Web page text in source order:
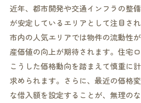
近年、都市開発や交通インフラの整
が安定しているエリアとして注目され
市内の人気エリアでは物件の流動性
産価値の向上が期待されます。住宅ロ
こうした価格動向を踏まえて慎重に
求められます。さらに、最近の価格
な借入額を設定することが、無理の